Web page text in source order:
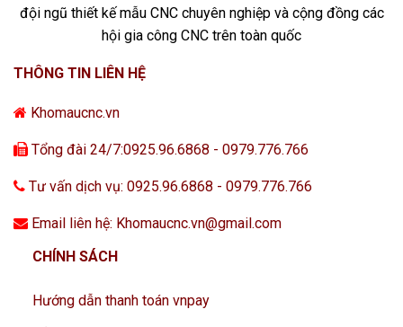
đội ngũ thiết kế mẫu CNC chuyên nghiệp và cộng đồng các
hội gia công CNC trên toàn quốc
THÔNG TIN LIÊN HỆ
Khomaucnc.vn
Tổng đài 24/7:0925.96.6868 - 0979.776.766
Tư vấn dịch vụ: 0925.96.6868 - 0979.776.766
Email liên hệ: Khomaucnc.vn@gmail.com
CHÍNH SÁCH
Hướng dẫn thanh toán vnpay